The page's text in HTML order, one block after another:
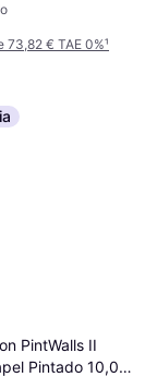
de aspecto
blanco 1 caja 4
73,82 € TAE 0%¹
PintWalls II
Pintado 10,05